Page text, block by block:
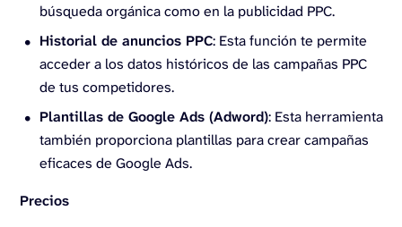
búsqueda orgánica como en la publicidad PPC.
Historial de anuncios PPC: Esta función te permite
acceder a los datos históricos de las campañas PPC
de tus competidores.
Plantillas de Google Ads (Adword): Esta herramienta
también proporciona plantillas para crear campañas
eficaces de Google Ads.
Precios